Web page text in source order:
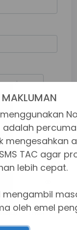
Emel
adalah
mengesahkan
TAC agar
lebih cepat.
mengambil
oleh emel